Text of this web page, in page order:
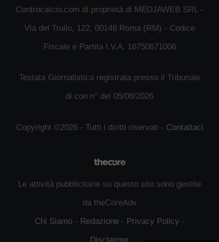
Controcalcio.com di proprietà di MEDJAWEB SRL -
Via del Trullo, 122, 00148 Roma (RM) - Codice
Fiscale e Partita I.V.A. 16750671006
Testata Giornalistica registrata presso il Tribunale
di con n° del 05/08/2026
Copyright ©2026 - Tutti i diritti riservati - Contattaci
Le attività pubblicitarie su questo sito sono gestite
da theCoreAdv
Chi Siamo- Redazione- Privacy Policy -
Disclaimer